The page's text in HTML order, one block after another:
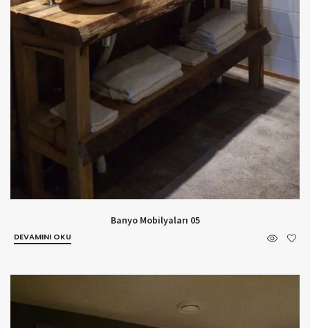
Banyo Mobilyaları 05
DEVAMINI OKU